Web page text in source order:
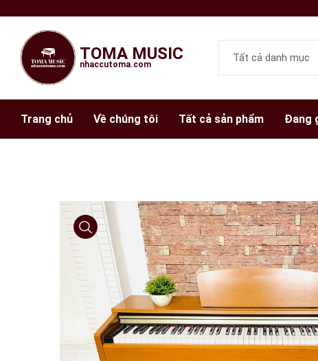
TOMA MUSIC
nhaccutoma.com
Trang chủ Về chúng tôi Tất cả sản phẩm Đang